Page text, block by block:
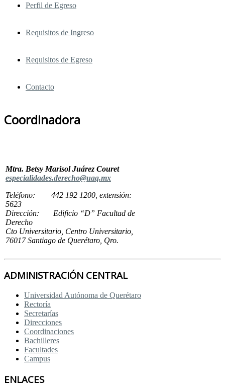
Perfil de Egreso
Requisitos de Ingreso
Requisitos de Egreso
Contacto
Coordinadora
Mtra. Betsy Marisol Juárez Couret
especialidades.derecho@uaq.mx
Teléfono: 442 192 1200, extensión:
5623
Dirección: Edificio “D” Facultad de
Derecho
Cto Universitario, Centro Universitario,
76017 Santiago de Querétaro, Qro.
ADMINISTRACIÓN CENTRAL
Universidad Autónoma de Querétaro
Rectoría
Secretarías
Direcciones
Coordinaciones
Bachilleres
Facultades
Campus
ENLACES